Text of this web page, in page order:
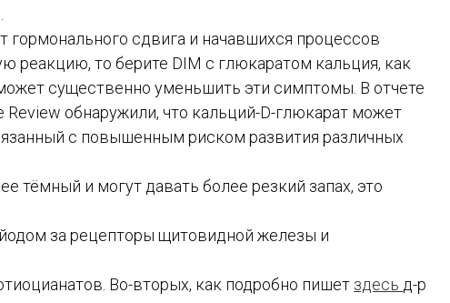
гормонального сдвига и начавшихся процессов
реакцию, то берите DIM с глюкаратом кальция, как
существенно уменьшить эти симптомы. В отчете
обнаружили, что кальций-D-глюкарат может
с повышенным риском развития различных
тёмный и могут давать более резкий запах, это
за рецепторы щитовидной железы и
Во-вторых, как подробно пишет здесь д-р
Витамины
Кислоты
Травяные добавки
Диабет